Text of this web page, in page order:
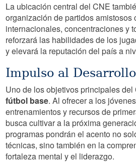
La ubicación central del CNE
organización de partidos amistosos
internacionales, concentraciones y
reforzará las habilidades de los
y elevará la reputación del país a
Impulso al
Uno de los objetivos principales del
fútbol base. Al ofrecer a los
entrenamientos y recursos de
busca cultivar a la próxima
programas pondrán el acento no
técnicas, sino también en la
fortaleza mental y el liderazgo.